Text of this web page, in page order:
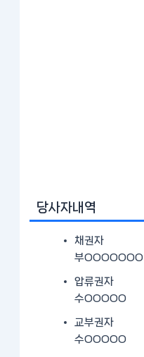
당사자내역
채권자
부OOOOOOO
압류권자
수OOOOO
교부권자
수OOOOO